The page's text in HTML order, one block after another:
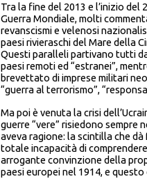
Tra la fine del 2013 e l’inizio del
Guerra Mondiale, molti
revanscismi e velenosi
paesi rivieraschi del Mare della
Questi paralleli partivano tutti
paesi remoti ed “estranei”,
brevettato di imprese militari
“guerra al terrorismo”,
Ma poi è venuta la crisi
guerre “vere” risiedono
aveva ragione: la scintilla che
totale incapacità di
arrogante convinzione della
paesi europei nel 1914, e